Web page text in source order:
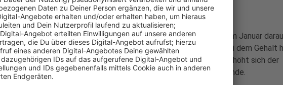
Die Gewerkschaft rät allen Beschäftigten, die Abrechnung jetzt im Januar
überprüfen und sich gegebenenfalls bei der IG BAU zu melden. Bei dem Gehalt
um den jetzt geltenden Mindestlohn der Branche. Anfang 2023 erhöht sich der
Einstiegsverdienst dann nochmals auf insgesamt 12 Euro pro Stunde.